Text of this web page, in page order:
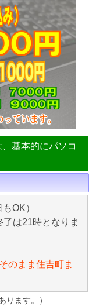
基本的にパソコ
OK）
は21時となりま
そのまま住吉町ま
ります。）